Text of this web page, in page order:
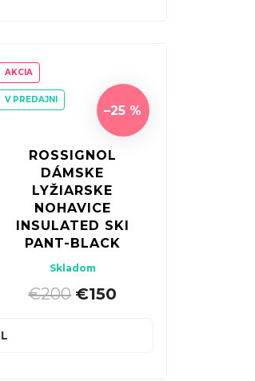
AKCIA
V PREDAJNI
–25 %
ROSSIGNOL
DÁMSKE
LYŽIARSKE
NOHAVICE
INSULATED SKI
PANT-BLACK
Skladom
€200| €150
L